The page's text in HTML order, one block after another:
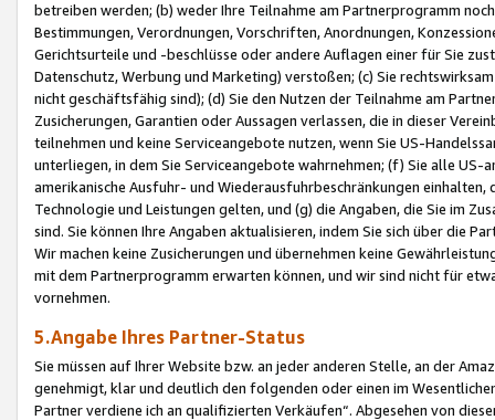
betreiben werden; (b) weder Ihre Teilnahme am Partnerprogramm
Bestimmungen, Verordnungen, Vorschriften, Anordnungen,
Gerichtsurteile und -beschlüsse oder andere Auflagen einer für Sie
Datenschutz, Werbung und Marketing) verstoßen; (c) Sie
nicht geschäftsfähig sind); (d) Sie den Nutzen der Teilnahme am
Zusicherungen, Garantien oder Aussagen verlassen, die in dieser
teilnehmen und keine Serviceangebote nutzen, wenn Sie US-
unterliegen, in dem Sie Serviceangebote wahrnehmen; (f) Sie alle
amerikanische Ausfuhr- und Wiederausfuhrbeschränkungen
Technologie und Leistungen gelten, und (g) die Angaben, die Sie im
sind. Sie können Ihre Angaben aktualisieren, indem Sie sich über die
Wir machen keine Zusicherungen und übernehmen keine
mit dem Partnerprogramm erwarten können, und wir sind nicht für
vornehmen.
5.Angabe Ihres Partner-Status
Sie müssen auf Ihrer Website bzw. an jeder anderen Stelle, an der
genehmigt, klar und deutlich den folgenden oder einen im
Partner verdiene ich an qualifizierten Verkäufen“. Abgesehen von